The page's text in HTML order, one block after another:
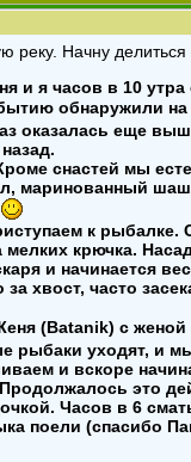
реку. Начну
и я часов в 10
обнаружили на
оказалась еще
снастей мы
маринованный
к
мелких крючка.
и начинается
хвост, часто
(Batanik) с
рыбаки уходят, и
и вскоре
это
Часов в 6
поели (спасибо